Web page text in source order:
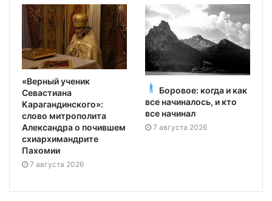
«Верный ученик
Севастиана
Карагандинского»:
слово митрополита
Александра о почившем
схиархимандрите
Пахомии
7 августа 2026
Боровое: когда и как
все начиналось, и кто
все начинал
7 августа 2026